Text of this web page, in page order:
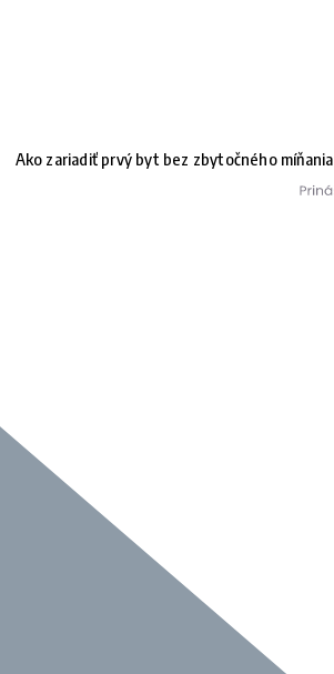
Ako zariadiť prvý byt bez zbytočného míňania